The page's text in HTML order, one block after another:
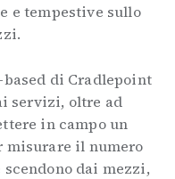
e tempestive sullo
di Cradlepoint
servizi, oltre ad
in campo un
misurare il numero
dai mezzi,